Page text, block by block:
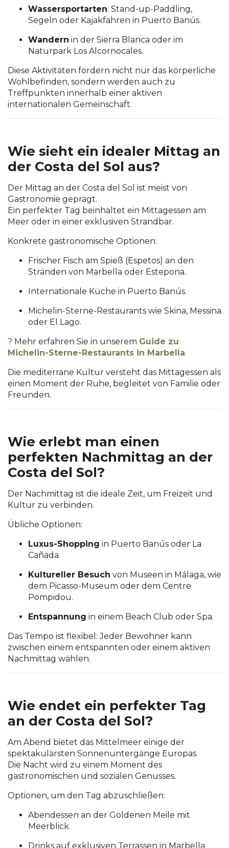
Wassersportarten: Stand-up-Paddling,
Segeln oder Kajakfahren in Puerto Banús.
Wandern in der Sierra Blanca oder im
Naturpark Los Alcornocales.
Diese Aktivitäten fördern nicht nur das körperliche
Wohlbefinden, sondern werden auch zu
Treffpunkten innerhalb einer aktiven
internationalen Gemeinschaft.
Wie sieht ein idealer Mittag an
der Costa del Sol aus?
Der Mittag an der Costa del Sol ist meist von
Gastronomie geprägt.
Ein perfekter Tag beinhaltet ein Mittagessen am
Meer oder in einer exklusiven Strandbar.
Konkrete gastronomische Optionen:
Frischer Fisch am Spieß (Espetos) an den
Stränden von Marbella oder Estepona.
Internationale Küche in Puerto Banús.
Michelin-Sterne-Restaurants wie Skina, Messina
oder El Lago.
? Mehr erfahren Sie in unserem Guide zu
Michelin-Sterne-Restaurants in Marbella.
Die mediterrane Kultur versteht das Mittagessen als
einen Moment der Ruhe, begleitet von Familie oder
Freunden.
Wie erlebt man einen
perfekten Nachmittag an der
Costa del Sol?
Der Nachmittag ist die ideale Zeit, um Freizeit und
Kultur zu verbinden.
Übliche Optionen:
Luxus-Shopping in Puerto Banús oder La
Cañada.
Kultureller Besuch von Museen in Málaga, wie
dem Picasso-Museum oder dem Centre
Pompidou.
Entspannung in einem Beach Club oder Spa.
Das Tempo ist flexibel: Jeder Bewohner kann
zwischen einem entspannten oder einem aktiven
Nachmittag wählen.
Wie endet ein perfekter Tag
an der Costa del Sol?
Am Abend bietet das Mittelmeer einige der
spektakulärsten Sonnenuntergänge Europas.
Die Nacht wird zu einem Moment des
gastronomischen und sozialen Genusses.
Optionen, um den Tag abzuschließen:
Abendessen an der Goldenen Meile mit
Meerblick.
Drinks auf exklusiven Terrassen in Marbella